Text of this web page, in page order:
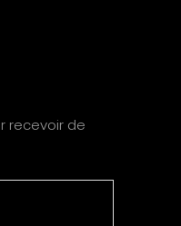
recevoir de